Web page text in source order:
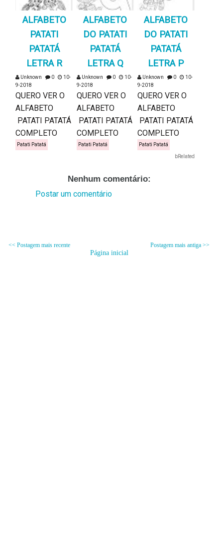
ALFABETO
PATATI
PATATÁ
LETRA R
Unknown 0
10-
9-2018
QUERO VER O
ALFABETO
PATATI PATATÁ
COMPLETO
Patati Patatá
ALFABETO
DO PATATI
PATATÁ
LETRA Q
Unknown 0
10-
9-2018
QUERO VER O
ALFABETO
PATATI PATATÁ
COMPLETO
Patati Patatá
ALFABETO
DO PATATI
PATATÁ
LETRA P
Unknown 0
10-
9-2018
QUERO VER O
ALFABETO
PATATI PATATÁ
COMPLETO
Patati Patatá
bRelated
Nenhum comentário:
Postar um comentário
<< Postagem mais recente Postagem mais antiga >>
Página inicial